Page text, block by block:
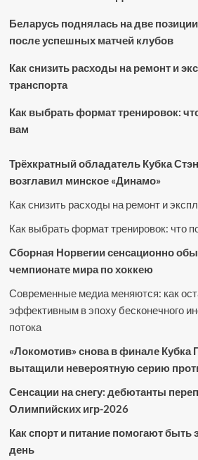
Беларусь поднялась на две
после успешных матчей клубов
Как снизить расходы на ремонт и
транспорта
Как выбрать формат тренировок:
вам
Трёхкратный обладатель Кубка
возглавил минское «Динамо»
Как снизить расходы на ремонт и
Как выбрать формат тренировок: что
Сборная Норвегии сенсационно
чемпионате мира по хоккею
Современные медиа меняются: как
эффективным в эпоху бесконечного
потока
«Локомотив» снова в финале Кубка
вытащили невероятную серию
Сенсации на снегу: дебютанты
Олимпийских игр-2026
Как спорт и питание помогают
день